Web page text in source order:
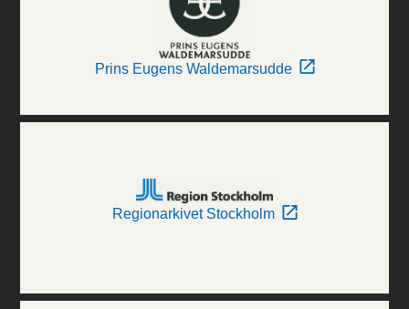
Prins Eugens Waldemarsudde
Regionarkivet Stockholm